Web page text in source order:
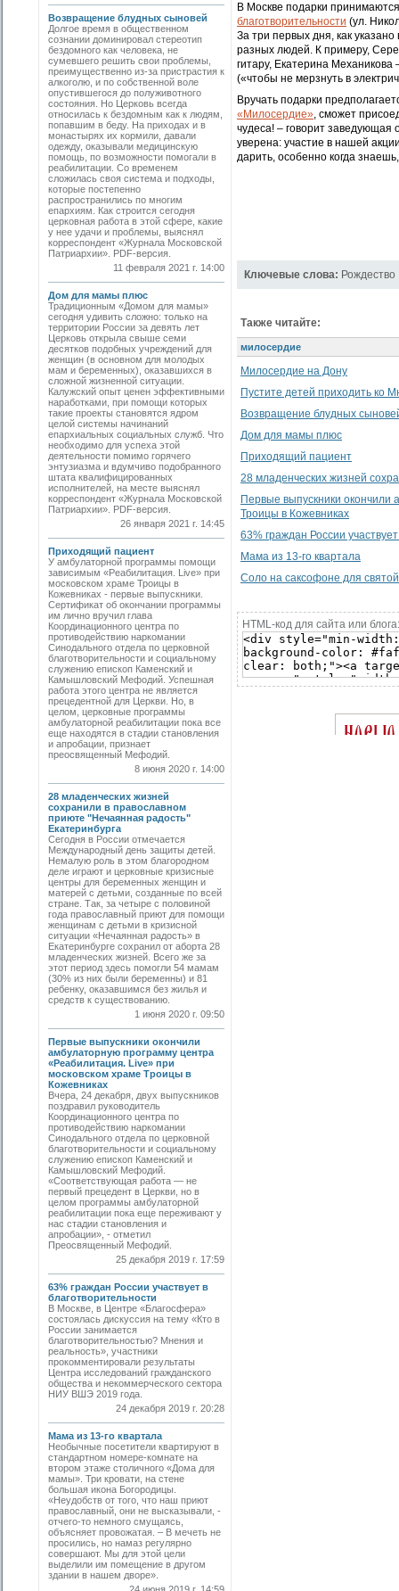
Возвращение блудных сыновей
Долгое время в общественном
сознании доминировал стереотип
бездомного как человека, не
сумевшего решить свои проблемы,
преимущественно из-за пристрастия к
алкоголю, и по собственной воле
опустившегося до полуживотного
состояния. Но Церковь всегда
относилась к бездомным как к людям,
попавшим в беду. На приходах и в
монастырях их кормили, давали
одежду, оказывали медицинскую
помощь, по возможности помогали в
реабилитации. Со временем
сложилась своя система и подходы,
которые постепенно
распространились по многим
епархиям. Как строится сегодня
церковная работа в этой сфере, какие
у нее удачи и проблемы, выяснял
корреспондент «Журнала Московской
Патриархии». PDF-версия.
11 февраля 2021 г. 14:00
Дом для мамы плюс
Традиционным «Домом для мамы»
сегодня удивить сложно: только на
территории России за девять лет
Церковь открыла свыше семи
десятков подобных учреждений для
женщин (в основном для молодых
мам и беременных), оказавшихся в
сложной жизненной ситуации.
Калужский опыт ценен эффективными
наработками, при помощи которых
такие проекты становятся ядром
целой системы начинаний
епархиальных социальных служб. Что
необходимо для успеха этой
деятельности помимо горячего
энтузиазма и вдумчиво подобранного
штата квалифицированных
исполнителей, на месте выяснял
корреспондент «Журнала Московской
Патриархии». PDF-версия.
26 января 2021 г. 14:45
Приходящий пациент
У амбулаторной программы помощи
зависимым «Реабилитация. Live» при
московском храме Троицы в
Кожевниках - первые выпускники.
Cертификат об окончании программы
им лично вручил глава
Координационного центра по
противодействию наркомании
Синодального отдела по церковной
благотворительности и социальному
служению епископ Каменский и
Камышловский Мефодий. Успешная
работа этого центра не является
прецедентной для Церкви. Но, в
целом, церковные программы
амбулаторной реабилитации пока все
еще находятся в стадии становления
и апробации, признает
преосвященный Мефодий.
8 июня 2020 г. 14:00
28 младенческих жизней
сохранили в православном
приюте "Нечаянная радость"
Екатеринбурга
Сегодня в России отмечается
Международный день защиты детей.
Немалую роль в этом благородном
деле играют и церковные кризисные
центры для беременных женщин и
матерей с детьми, созданные по всей
стране. Так, за четыре с половиной
года православный приют для помощи
женщинам с детьми в кризисной
ситуации «Нечаянная радость» в
Екатеринбурге сохранил от аборта 28
младенческих жизней. Всего же за
этот период здесь помогли 54 мамам
(30% из них были беременны) и 81
ребенку, оказавшимся без жилья и
средств к существованию.
1 июня 2020 г. 09:50
Первые выпускники окончили
амбулаторную программу центра
«Реабилитация. Live» при
московском храме Троицы в
Кожевниках
Вчера, 24 декабря, двух выпускников
поздравил руководитель
Координационного центра по
противодействию наркомании
Синодального отдела по церковной
благотворительности и социальному
служению епископ Каменский и
Камышловский Мефодий.
«Соответствующая работа — не
первый прецедент в Церкви, но в
целом программы амбулаторной
реабилитации пока еще переживают у
нас стадии становления и
апробации», - отметил
Преосвященный Мефодий.
25 декабря 2019 г. 17:59
63% граждан России участвует в
благотворительности
В Москве, в Центре «Благосфера»
состоялась дискуссия на тему «Кто в
России занимается
благотворительностью? Мнения и
реальность», участники
прокомментировали результаты
Центра исследований гражданского
общества и некоммерческого сектора
НИУ ВШЭ 2019 года.
24 декабря 2019 г. 20:28
Мама из 13-го квартала
Необычные посетители квартируют в
стандартном номере-комнате на
втором этаже столичного «Дома для
мамы». Три кровати, на стене
большая икона Богородицы.
«Неудобств от того, что наш приют
православный, они не высказывали, -
отчего-то немного смущаясь,
объясняет провожатая. – В мечеть не
просились, но намаз регулярно
совершают. Мы для этой цели
выделили им помещение в другом
здании в нашем дворе».
В Москве подарки
благотворительности (ул.
За три первых дня, как
разных людей. К примеру,
гитару, Екатерина
(«чтобы не мерзнуть в
Вручать подарки
«Милосердие», сможет
чудеса! – говорит
уверена: участие в нашей
дарить, особенно когда
Ключевые слова: Рождество
Также читайте:
милосердие
Милосердие на Дону
Пустите детей приходить ко
Возвращение блудных
Дом для мамы плюс
Приходящий пациент
28 младенческих жизней
Первые выпускники окончили
Троицы в Кожевниках
63% граждан России
Мама из 13-го квартала
Соло на саксофоне для
HTML-код для сайта или блога: